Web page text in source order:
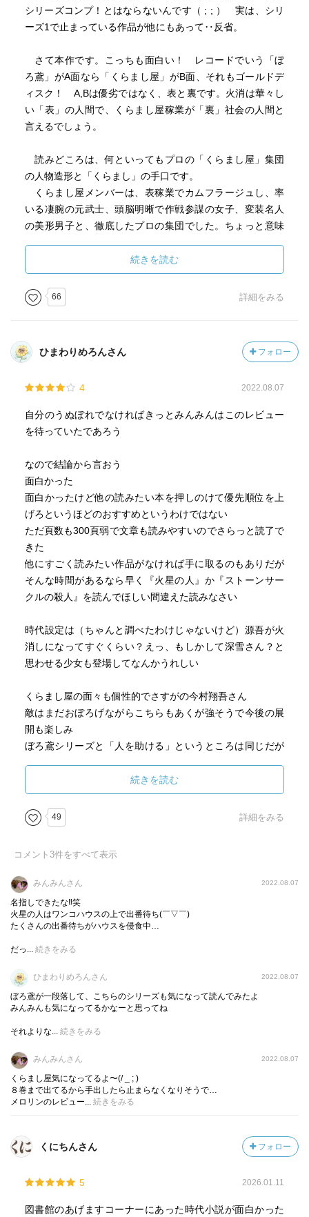
シリーズコンプ！とはならないんです（ ; ; ） 実は、シリ
ーズ1で止まっている作品が他にもあって‥反省。
さて本作です。こっちも面白い！ レコードでいう「ぼ
ろ鳶」がA面なら「くらまし屋」がB面、それもゴールドデ
ィスク！ A,Bは優劣ではなく、表と裏です。火消は華々し
い「表」の人間で、くらまし屋稼業が「裏」社会の人間と
言えるでしょう。
読みどころは、何といってもプロの「くらまし屋」集団
の人物造形と「くらまし」の手口です。
くらまし屋メンバーは、表稼業でカムフラージュし、率
いる凄腕の元武士、頭脳明晰で作戦参謀の女子、変装名人
の美形男子と、徹底したプロの集団でした。ちょっと意味
くらましの手口も見せ場(明かせませんが)で、くらまし屋
視点で＂してやったり＂というより、追う側視点で＂やら
れたー＂という感覚が読み手と重なり、どきどきハラハラ
裏世界ならではの哀愁も漂い、その先にあるささやかな
気味な存在の気配が‥と、こうしてシリーズが続くのです
ね。これまた次の展開が気になります。こちらは現在第8弾
まであるのですね。今村さん多作だなあ‥。
続きを読む
66 詳細をみる
ひまわりめろんさん フォロー
4 2022.08.07
自分のうぬぼれでなければきっとみんみんはこのレビュー
を待っていたであろう
なので結論から言おう
面白かった
面白かったけど他の読みたい本を押しのけて優先順位を上
げろというほどのおすすめというわけではない
ただ頁数も300頁弱で文章も読みやすいのでさらっと読了で
きた
他にすごく読みたい作品がなければ手に取るのもありだが
そんな時間があるなら早く『火星の人』か『ストーンサー
クルの殺人』を読んでほしい間違えた読みなさい
時代設定は（ちゃんと調べたわけじゃないけど）源吾が火
消しになってすぐくらい？えっ、もしかして深雪さん？と
思わせる少女も登場してなんかうれしい
くらまし屋の面々も個性的でさすがの今村翔吾さん
敵はまだおぼろげながらこちらもあくが強そうで今後の展
開も楽しみ
ぼろ鳶シリーズと「人を助ける」というところは同じだが
向かって来た者はという条件付きだがけっこうばったばっ
たと切り捨てる
なのでこちらの方が王道時代劇に近く、主要メンバーも少
ない上にセットの使い回しもききそうなのでTBSさんはま
機会があればそのように提案してみてほしい
以上
続きを読む
49 詳細をみる
コメント 3件をすべて表示
みんみんさん 2022.08.07
名指しできたな‼︎笑
火星の人はワンコハウスの上で出番待ち(￣▽￣)
たくさんの出番待ちがハウスを侵食中…
だっ... 続きをみる
ひまわりめろんさん 2022.08.07
ぼろ鳶が一段落して、こちらのシリーズも気になって読んでみたよ
みんみんも気になってるかなーと思ってね
それよりな... 続きをみる
みんみんさん 2022.08.07
くらまし屋気になってるよ〜(/ _ ; )
８巻まで出てるから手出したら止まらなくなりそうで…
メロリンのレビュー... 続きをみる
くにちんさん フォロー
5 2026.01.11
図書館のあげますコーナーにあった時代小説が面白かった